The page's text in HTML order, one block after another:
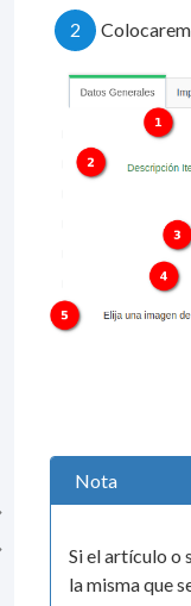
2
Nota
Si el artículo o
la misma que